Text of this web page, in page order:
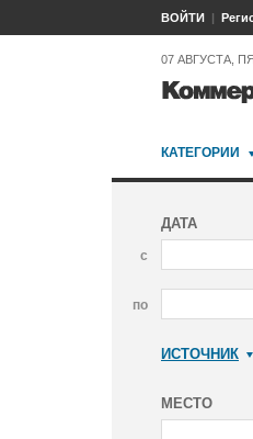
ВОЙТИ
07 АВГУСТА,
КАТЕГОРИИ
ДАТА
с
по
ИСТОЧНИК
МЕСТО